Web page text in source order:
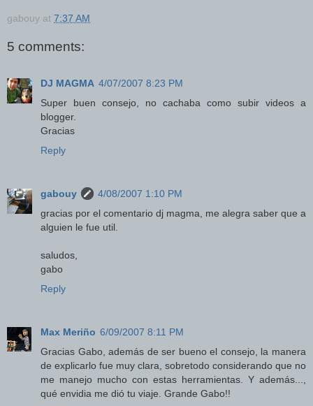
gabouy at 7:37 AM
5 comments:
DJ MAGMA 4/07/2007 8:23 PM
Super buen consejo, no cachaba como subir videos a
blogger.
Gracias
Reply
gabouy
4/08/2007 1:10 PM
gracias por el comentario dj magma, me alegra saber que a
alguien le fue util.
saludos,
gabo
Reply
Max Meriño 6/09/2007 8:11 PM
Gracias Gabo, además de ser bueno el consejo, la manera
de explicarlo fue muy clara, sobretodo considerando que no
me manejo mucho con estas herramientas. Y además...,
qué envidia me dió tu viaje. Grande Gabo!!